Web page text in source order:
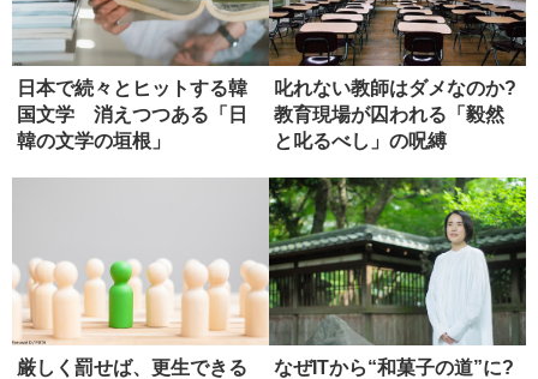
日本で続々とヒットする韓
国文学 消えつつある「日
韓の文学の垣根」
叱れない教師はダメなのか?
教育現場が囚われる「毅然
と叱るべし」の呪縛
厳しく罰せば、更生できる
なぜITから“和菓子の道”に?